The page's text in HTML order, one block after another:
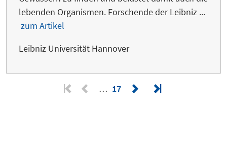
lebenden Organismen. Forschende der Leibniz ...
zum Artikel
Leibniz Universität Hannover
… 17